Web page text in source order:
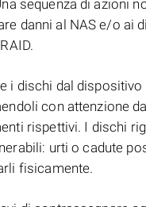
sequenza di azioni
danni al NAS e/o ai
i dischi dal dispositivo
con attenzione
rispettivi. I dischi
urti o cadute
fisicamente.